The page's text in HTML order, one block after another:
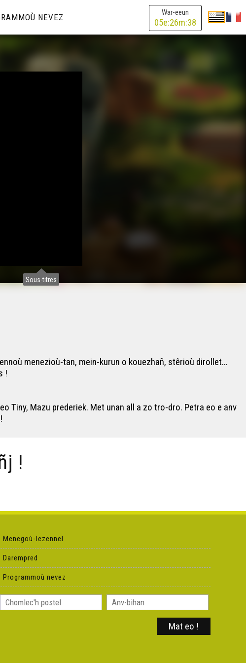
War-eeun
05e:26m:38
NEVEZ
Sous-titres
menezioù-tan, mein-kurun o kouezhañ, stêrioù dirollet...
!
Tiny, Mazu prederiek. Met unan all a zo tro-dro. Petra eo e anv
!
Menegoù-lezennel
Darempred
Programmoù nevez